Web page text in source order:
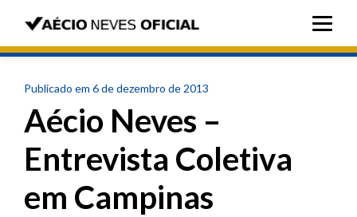
Publicado em 6 de dezembro de 2013
Aécio Neves –
Entrevista Coletiva
em Campinas